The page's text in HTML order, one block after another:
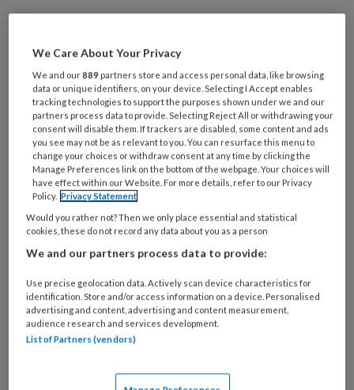
op basis van Van Gogh’s omvangrijke
correspondentie en bestaande medische
informatie – is nog niet eerder gedaan.
Sommige theorieën worden bevestigd, andere
ontkracht.
Nieuw is dat de onderzoekers concluderen dat
Vincent van Gogh, nadat hij zijn eigen linkeroor
had afgesneden, waarschijnlijk tweemaal een
alcoholonttrekkingsdelier heeft doorgemaakt.
Het onderzoek werd 2 november 2020
gepubliceerd in het InternationalJournal of
Bipolar Disorders.
Bipolaire-
stemmingsstoornis en
We Care About Your Privacy
We and our889 partners store and access personal data, like browsing
data or unique identifiers, on your device. Selecting I Accept enables
tracking technologies to support the purposes shown under we and our
partners process data to provide. Selecting Reject All or withdrawing your
consent will disable them. If trackers are disabled, some content and ads
you see may not be as relevant to you. You can resurface this menu to
change your choices or withdraw consent at any time by clicking the
Manage Preferences link on the bottom of the webpage. Your choices will
have effect within our Website. For more details, refer to our Privacy
Policy. Privacy Statement
Would you rather not? Then we only place essential and statistical
cookies, these do not record any data about you as a person
We and our partners process data to provide:
Use precise geolocation data. Actively scan device characteristics for
identification. Store and/or access information on a device. Personalised
advertising and content, advertising and content measurement,
audience research and services development.
List of Partners (vendors)